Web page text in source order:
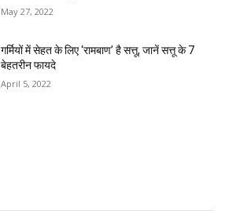
May 27, 2022
गर्मियों में सेहत के लिए ‘रामबाण’ है सत्तू, जानें सत्तू के 7
बेहतरीन फायदे
April 5, 2022